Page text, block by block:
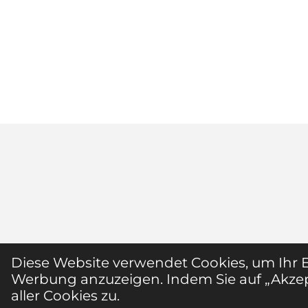
Diese Website verwendet Cookies, um
Werbung anzuzeigen. Indem Sie auf
aller Cookies zu.